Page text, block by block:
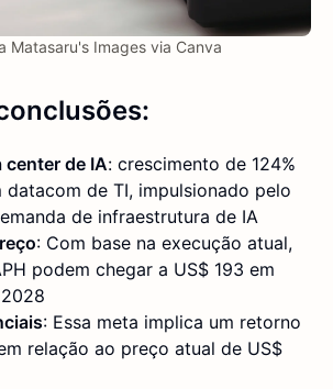
Matasaru's Images via Canva
center de IA: crescimento de 124%
datacom de TI, impulsionado pelo
de infraestrutura de IA
: Com base na execução atual,
podem chegar a US$ 193 em
: Essa meta implica um retorno
relação ao preço atual de US$